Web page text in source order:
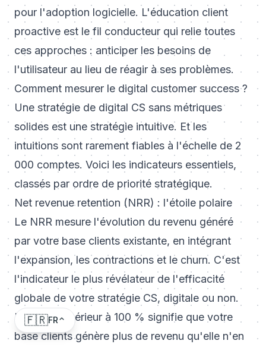
pour l'adoption logicielle. L'éducation client
proactive est le fil conducteur qui relie toutes
ces approches : anticiper les besoins de
l'utilisateur au lieu de réagir à ses problèmes.
Comment mesurer le digital customer success ?
Une stratégie de digital CS sans métriques
solides est une stratégie intuitive. Et les
intuitions sont rarement fiables à l'échelle de 2
000 comptes. Voici les indicateurs essentiels,
classés par ordre de priorité stratégique.
Net revenue retention (NRR) : l'étoile polaire
Le NRR mesure l'évolution du revenu généré
par votre base clients existante, en intégrant
l'expansion, les contractions et le churn. C'est
l'indicateur le plus révélateur de l'efficacité
globale de votre stratégie CS, digitale ou non.
Un NRR supérieur à 100 % signifie que votre
base clients génère plus de revenu qu'elle n'en
🇫🇷FR